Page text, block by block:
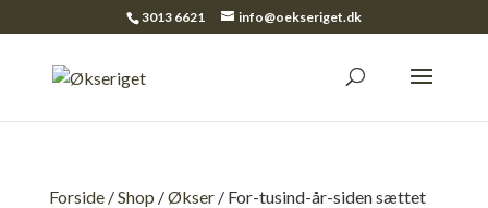
3013 6621 info@oekseriget.dk
Forside/Shop /Økser/ For-tusind-år-siden sættet